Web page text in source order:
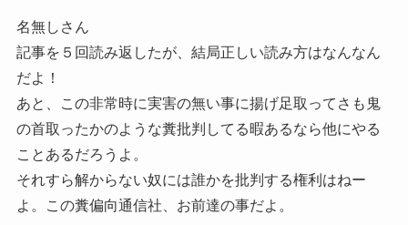
名無しさん
記事を５回読み返したが、結局正しい読み方はなんなん
だよ！
あと、この非常時に実害の無い事に揚げ足取ってさも鬼
の首取ったかのような糞批判してる暇あるなら他にやる
ことあるだろうよ。
それすら解からない奴には誰かを批判する権利はねー
よ。この糞偏向通信社、お前達の事だよ。